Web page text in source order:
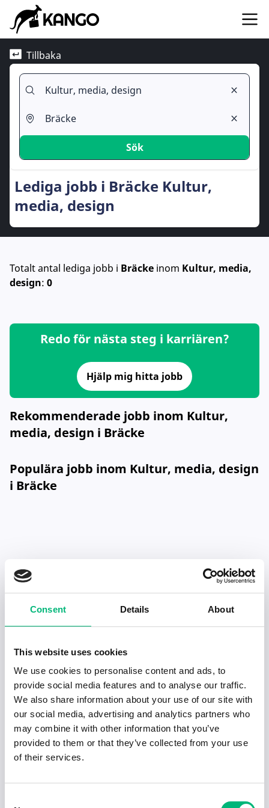
Consent Details About
This website uses cookies
We use cookies to personalise content and ads, to
provide social media features and to analyse our traffic.
We also share information about your use of our site with
our social media, advertising and analytics partners who
may combine it with other information that you’ve
provided to them or that they’ve collected from your use
of their services.
Tillbaka
Sök
Lediga jobb i Bräcke Kultur,
media, design
Totalt antal lediga jobb i Bräcke inom Kultur, media,
design: 0
Redo för nästa steg i karriären?
Hjälp mig hitta jobb
Rekommenderade jobb inom Kultur,
media, design i Bräcke
Populära jobb inom Kultur, media, design
i Bräcke
Senaste publiceringarna i Jobbnytt
Visa fler artiklar